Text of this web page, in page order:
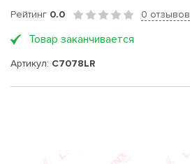
Рейтинг 0.0 0 отзывов
Товар заканчивается
Артикул: C7078LR